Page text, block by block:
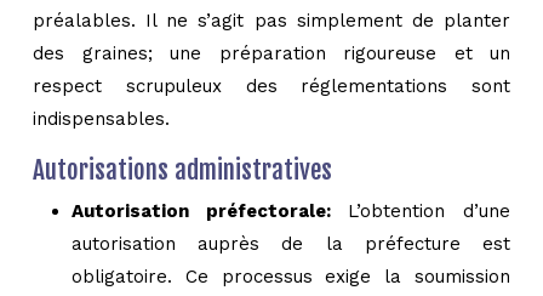
préalables. Il ne s’agit pas simplement de planter
des graines; une préparation rigoureuse et un
respect scrupuleux des réglementations sont
indispensables.
Autorisations administratives
Autorisation préfectorale: L’obtention d’une
autorisation auprès de la préfecture est
obligatoire. Ce processus exige la soumission